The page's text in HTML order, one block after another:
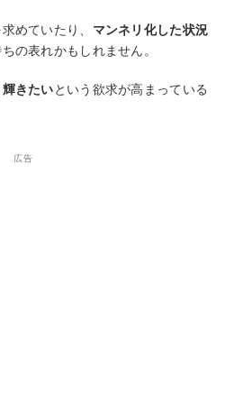
めていたり、 マンネリ化した状況
の表れかもしれません。
きたいという欲求が高まっている
広告